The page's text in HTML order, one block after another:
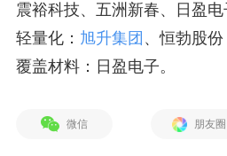
震裕科技、五洲新春、日盈电
轻量化： 旭升集团 、恒勃股
覆盖材料：日盈电子。
微信 朋友圈